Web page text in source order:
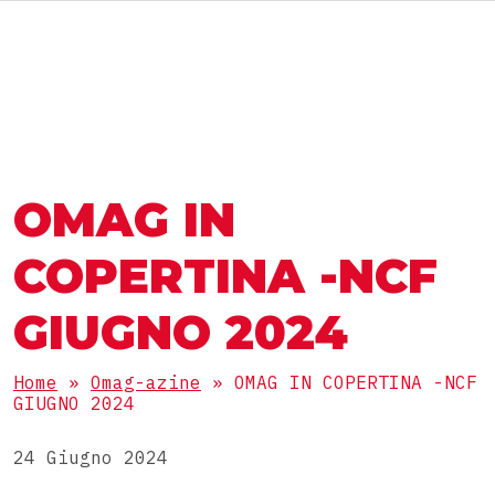
Alimentare
Farmaceutico
Cosmetico
Chimico
PRODOTTI
Granulari
Densi
CONFEZIONI
Stick pack
Buste 3 saldature
LINEE COMPLETE
LAVORA CON NOI
OMAG IN
COPERTINA -NCF
GIUGNO 2024
Home » Omag-azine » OMAG IN COPERTINA -NCF
GIUGNO 2024
24 Giugno 2024